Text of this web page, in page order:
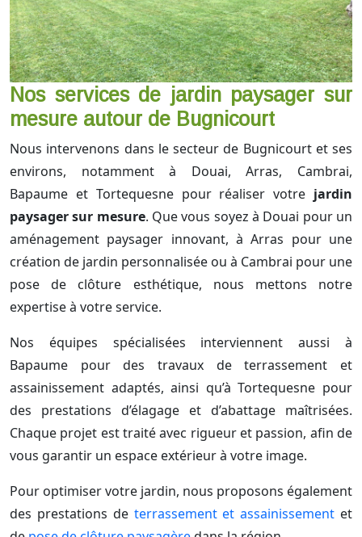
Nos services de jardin paysager sur
mesure autour de Bugnicourt
Nous intervenons dans le secteur de Bugnicourt et ses
environs, notamment à Douai, Arras, Cambrai,
Bapaume et Tortequesne pour réaliser votre jardin
paysager sur mesure. Que vous soyez à Douai pour un
aménagement paysager innovant, à Arras pour une
création de jardin personnalisée ou à Cambrai pour une
pose de clôture esthétique, nous mettons notre
expertise à votre service.
Nos équipes spécialisées interviennent aussi à
Bapaume pour des travaux de terrassement et
assainissement adaptés, ainsi qu’à Tortequesne pour
des prestations d’élagage et d’abattage maîtrisées.
Chaque projet est traité avec rigueur et passion, afin de
vous garantir un espace extérieur à votre image.
Pour optimiser votre jardin, nous proposons également
des prestations de terrassement et assainissement et